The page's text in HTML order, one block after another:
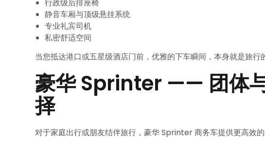
行政级后排座椅
静音车厢与顶级悬挂系统
专业礼宾司机
私密舒适空间
当您抵达港口或五星级酒店门前，优雅的下车瞬间，本身就是旅行
豪华 Sprinter —— 团体
择
对于家庭出行或朋友结伴旅行，豪华 Sprinter 商务车提供更高效的